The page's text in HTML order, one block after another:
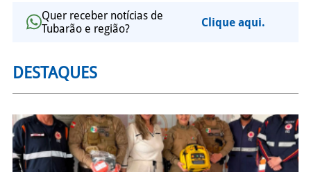
Quer receber notícias de
Tubarão e região?
Clique aqui.
DESTAQUES